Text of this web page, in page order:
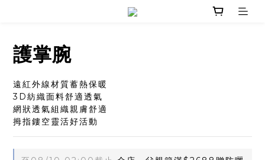
護掌腕
遠紅外線材質蓄熱保暖
3D紡織面料舒適透氣
網狀透氣組織親膚舒適
拇指鏤空靈活好活動